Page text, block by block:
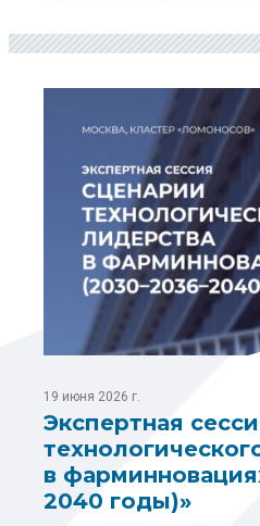
19 июня 2026 г.
Экспертная
в
2040 годы)»